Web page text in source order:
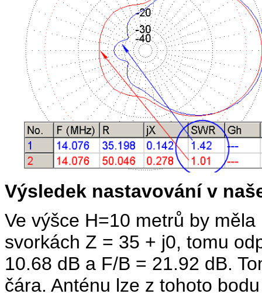
Výsledek nastavování v
Ve výšce H=10 metrů by
svorkách Z = 35 + j0, tomu
10.68 dB a F/B = 21.92 dB.
čára. Anténu lze z tohoto